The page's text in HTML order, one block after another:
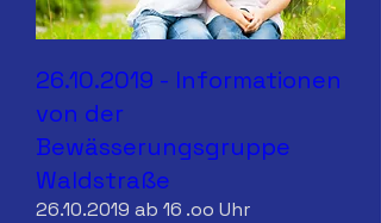
26.10.2019 - Informationen
von der
Bewässerungsgruppe
Waldstraße
26.10.2019 ab 16 .oo Uhr